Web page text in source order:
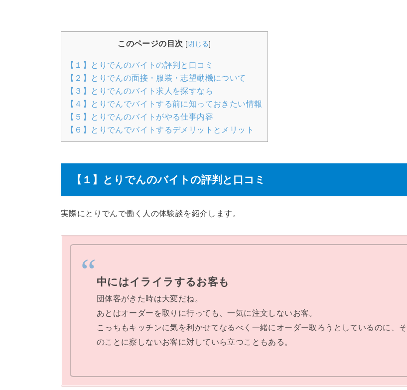
このページの目次 [閉じる]
【１】とりでんのバイトの評判と口コミ
【２】とりでんの面接・服装・志望動機について
【３】とりでんのバイト求人を探すなら
【４】とりでんでバイトする前に知っておきたい情報
【５】とりでんのバイトがやる仕事内容
【６】とりでんでバイトするデメリットとメリット
【１】とりでんのバイトの評判と口コミ
実際にとりでんで働く人の体験談を紹介します。
中にはイライラするお客も
団体客がきた時は大変だね。
あとはオーダーを取りに行っても、一気に注文しないお客。
こっちもキッチンに気を利かせてなるべく一緒にオーダー取ろうとしているのに、そ
のことに察しないお客に対していら立つこともある。